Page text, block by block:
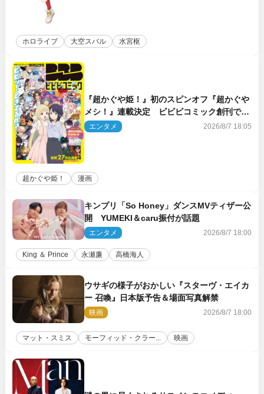
ホロライブ 大空スバル 水宮枢
『超かぐや姫！』初のスピンオフ『超かぐや
メシ！』連載決定 ビビビコミック創刊で31
作品一挙公開
エンタメ 2026/8/7 18:05
超かぐや姫！ 漫画
キンプリ「So Honey」ダンスMVティザー公
開 YUMEKI＆caru振付が話題
エンタメ 2026/8/7 18:00
King ＆ Prince 永瀬廉 高橋海人
ウサギの様子がおかしい『スターヴ・エイカ
ー 召喚』日本版予告＆場面写真解禁
映画 2026/8/7 18:00
マット・スミス モーフィッド・クラー... 映画